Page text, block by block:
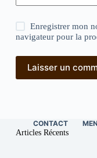
Enregistrer mon
navigateur pour la
Laisser un
CONTACT
Articles Récents